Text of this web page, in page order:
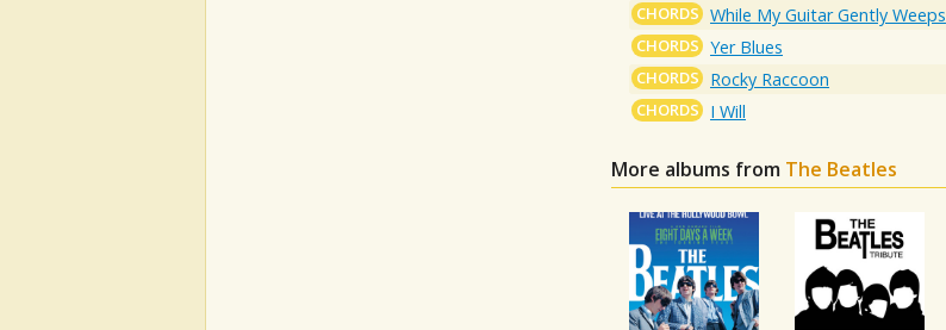
CHORDS While My Guitar Gently Weeps
CHORDS Yer Blues
CHORDS Rocky Raccoon
CHORDS I Will
More albums from The Beatles